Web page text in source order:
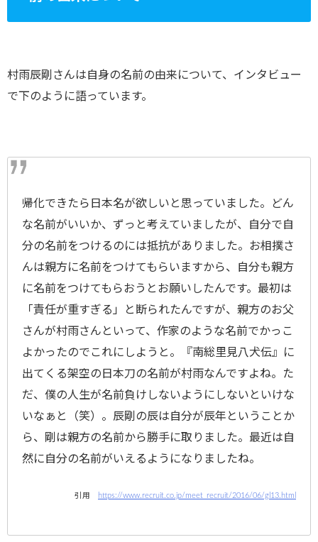
村雨辰剛さんは自身の名前の由来について、インタビュー
で下のように語っています。
帰化できたら日本名が欲しいと思っていました。どん
な名前がいいか、ずっと考えていましたが、自分で自
分の名前をつけるのには抵抗がありました。お相撲さ
んは親方に名前をつけてもらいますから、自分も親方
に名前をつけてもらおうとお願いしたんです。最初は
「責任が重すぎる」と断られたんですが、親方のお父
さんが村雨さんといって、作家のような名前でかっこ
よかったのでこれにしようと。『南総里見八犬伝』に
出てくる架空の日本刀の名前が村雨なんですよね。た
だ、僕の人生が名前負けしないようにしないといけな
いなぁと（笑）。辰剛の辰は自分が辰年ということか
ら、剛は親方の名前から勝手に取りました。最近は自
然に自分の名前がいえるようになりましたね。
引用 https://www.recruit.co.jp/meet_recruit/2016/06/gl13.html